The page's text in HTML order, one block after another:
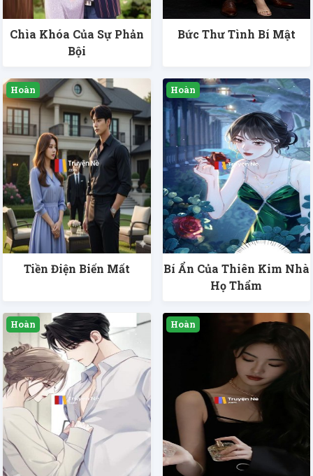
Chìa Khóa Của Sự Phản
Bội
Bức Thư Tình Bí Mật
Tiền Điện Biến Mất
Bí Ẩn Của Thiên Kim Nhà
Họ Thẩm